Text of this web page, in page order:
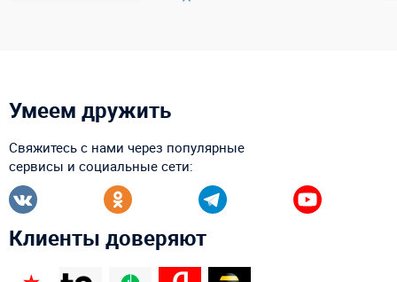
Умеем дружить
Свяжитесь с нами через популярные
сервисы и социальные сети:
Клиенты доверяют